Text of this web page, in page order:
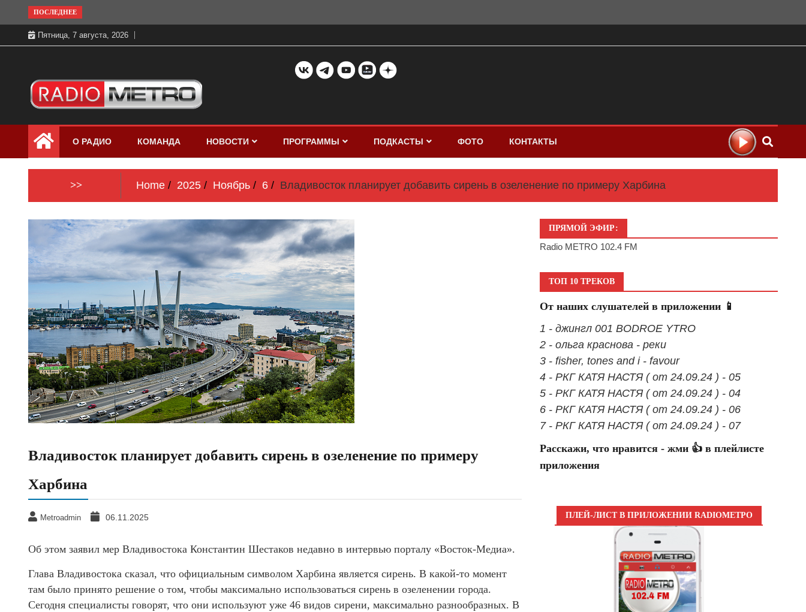
to
content
ПОСЛЕДНЕЕ
Пятница, 7 августа, 2026
Радио МЕТРО
бесплатно в хорошем качестве Санкт-
Петербург и Россия
О РАДИО КОМАНДА НОВОСТИ ПРОГРАММЫ ПОДКАСТЫ ФОТО КОНТАКТЫ
>> Home 2025 Ноябрь 6 Владивосток планирует добавить сирень в озеленение по примеру Харбина
Владивосток планирует добавить сирень в озеленение по примеру
Харбина
Metroadmin 06.11.2025
Об этом заявил мер Владивостока Константин Шестаков недавно в интервью порталу «Восток-Медиа».
Глава Владивостока сказал, что официальным символом Харбина является сирень. В какой-то момент
там было принято решение о том, чтобы максимально использоваться сирень в озеленении города.
Сегодня специалисты говорят, что они используют уже 46 видов сирени, максимально разнообразных. В
ПРЯМОЙ ЭФИР:
Radio METRO 102.4 FM
ТОП 10 ТРЕКОВ
От наших слушателей в приложении 📱
1 - джингл 001 BODROE YTRO
2 - ольга краснова - реки
3 - fisher, tones and i - favour
4 - РКГ КАТЯ НАСТЯ ( от 24.09.24 ) - 05
5 - РКГ КАТЯ НАСТЯ ( от 24.09.24 ) - 04
6 - РКГ КАТЯ НАСТЯ ( от 24.09.24 ) - 06
7 - РКГ КАТЯ НАСТЯ ( от 24.09.24 ) - 07
Расскажи, что нравится - жми 👍 в плейлисте
приложения
ПЛЕЙ-ЛИСТ В ПРИЛОЖЕНИИ RADIOМЕТРО